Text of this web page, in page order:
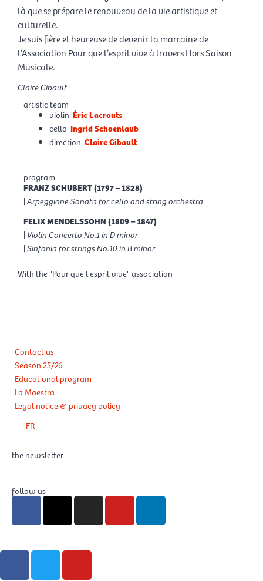
là que se prépare le renouveau de la vie artistique et
culturelle.
Je suis fière et heureuse de devenir la marraine de
l’Association Pour que l’esprit vive à travers Hors Saison
Musicale.
Claire Gibault
artistic team
violin Éric Lacrouts
cello Ingrid Schoenlaub
direction Claire Gibault
program
FRANZ SCHUBERT (1797 – 1828)
|Arpeggione Sonata for cello and string orchestra
FELIX MENDELSSOHN (1809 – 1847)
|Violin Concerto No.1 in D minor
|Sinfonia for strings No.10 in B minor
With the "Pour que l'esprit vive" association
Contact us
Season 25/26
Educational program
La Maestra
Legal notice & privacy policy
FR
the newsletter
follow us
F
c
e
o
X
t
w
t
I
s
t
g
Y
u
L
n
F T Y